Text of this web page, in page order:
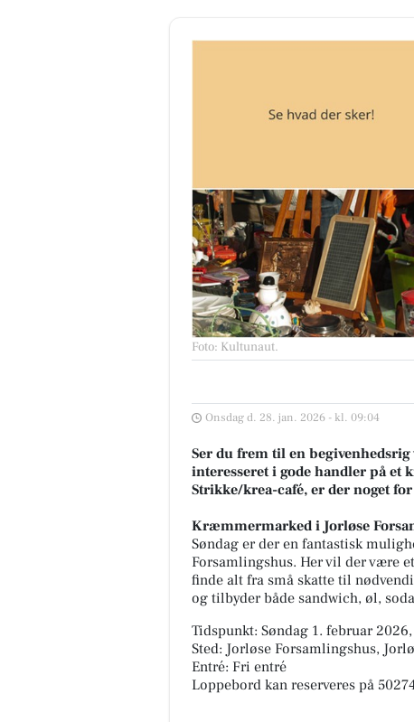
Foto: Kultunaut.
Onsdag d. 28. jan. 2026 - kl. 09:04
Ser du frem til en begivenhedsrig
interesseret i gode handler på
Strikke/krea-café, er der noget
Kræmmermarked i Jorløse
Søndag er der en fantastisk
Forsamlingshus. Her vil der være
finde alt fra små skatte til
og tilbyder både sandwich, øl,
Tidspunkt: Søndag 1. februar
Sted: Jorløse Forsamlingshus,
Entré: Fri entré
Loppebord kan reserveres på